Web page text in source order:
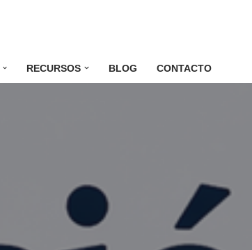
RECURSOS BLOG CONTACTO